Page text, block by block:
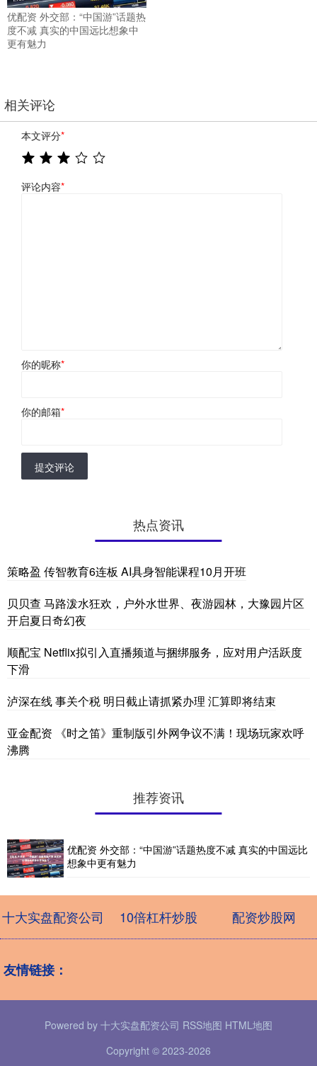
优配资 外交部：“中国游”话题热
度不减 真实的中国远比想象中
更有魅力
相关评论
本文评分*
评论内容*
你的昵称*
你的邮箱*
提交评论
热点资讯
策略盈 传智教育6连板 AI具身智能课程10月开班
贝贝查 马路泼水狂欢，户外水世界、夜游园林，大豫园片区
开启夏日奇幻夜
顺配宝 Netflix拟引入直播频道与捆绑服务，应对用户活跃度
下滑
泸深在线 事关个税 明日截止请抓紧办理 汇算即将结束
亚金配资 《时之笛》重制版引外网争议不满！现场玩家欢呼
沸腾
推荐资讯
优配资 外交部：“中国游”话题热度不减 真实的中国远比
想象中更有魅力
十大实盘配资公司 10倍杠杆炒股 配资炒股网
友情链接：
Powered by 十大实盘配资公司 RSS地图 HTML地图
Copyright © 2023-2026